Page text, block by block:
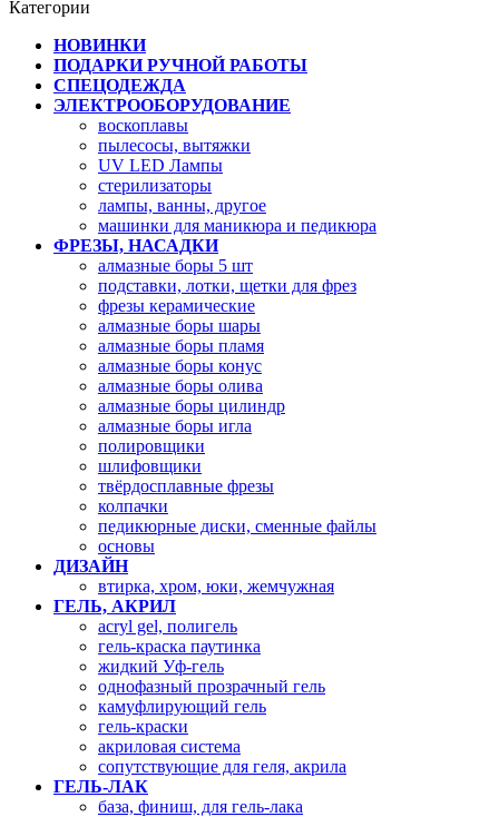
Категории
НОВИНКИ
ПОДАРКИ РУЧНОЙ РАБОТЫ
СПЕЦОДЕЖДА
ЭЛЕКТРООБОРУДОВАНИЕ
воскоплавы
пылесосы, вытяжки
UV LED Лампы
стерилизаторы
лампы, ванны, другое
машинки для маникюра и педикюра
ФРЕЗЫ, НАСАДКИ
алмазные боры 5 шт
подставки, лотки, щетки для фрез
фрезы керамические
алмазные боры шары
алмазные боры пламя
алмазные боры конус
алмазные боры олива
алмазные боры цилиндр
алмазные боры игла
полировщики
шлифовщики
твёрдосплавные фрезы
колпачки
педикюрные диски, сменные файлы
основы
ДИЗАЙН
втирка, хром, юки, жемчужная
ГЕЛЬ, АКРИЛ
acryl gel, полигель
гель-краска паутинка
жидкий Уф-гель
однофазный прозрачный гель
камуфлирующий гель
гель-краски
акриловая система
сопутствующие для геля, акрила
ГЕЛЬ-ЛАК
база, финиш, для гель-лака